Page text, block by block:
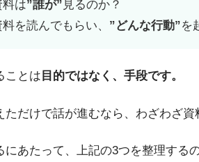
料は”誰が” 見るのか？
を読んでもらい、 ”どんな行動”を
ことは 目的ではなく、手段です。
ただけで話が進むなら、わざわざ資
にあたって、上記の3つを整理する